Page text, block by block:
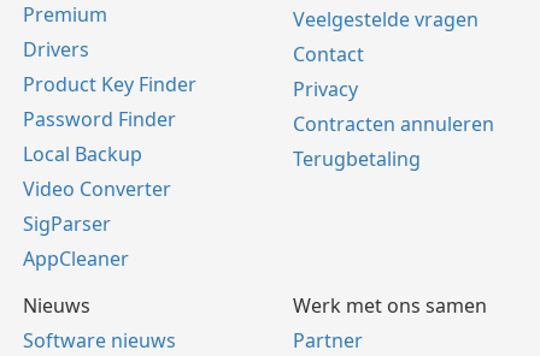
Premium
Drivers
Product Key Finder
Password Finder
Local Backup
Video Converter
SigParser
AppCleaner
Veelgestelde vragen
Contact
Privacy
Contracten annuleren
Terugbetaling
Nieuws
Software nieuws
Werk met ons samen
Partner